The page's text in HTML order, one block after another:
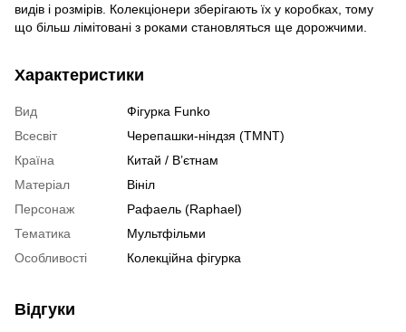
видів і розмірів. Колекціонери зберігають їх у коробках, тому
що більш лімітовані з роками становляться ще дорожчими.
Характеристики
Вид
Фігурка Funko
Всесвіт
Черепашки-ніндзя (TMNT)
Країна
Китай / В’єтнам
Матеріал
Вініл
Персонаж
Рафаель (Raphael)
Тематика
Мультфільми
Особливості
Колекційна фігурка
Відгуки